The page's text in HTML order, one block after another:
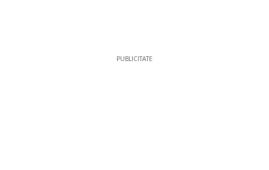
PUBLICITATE